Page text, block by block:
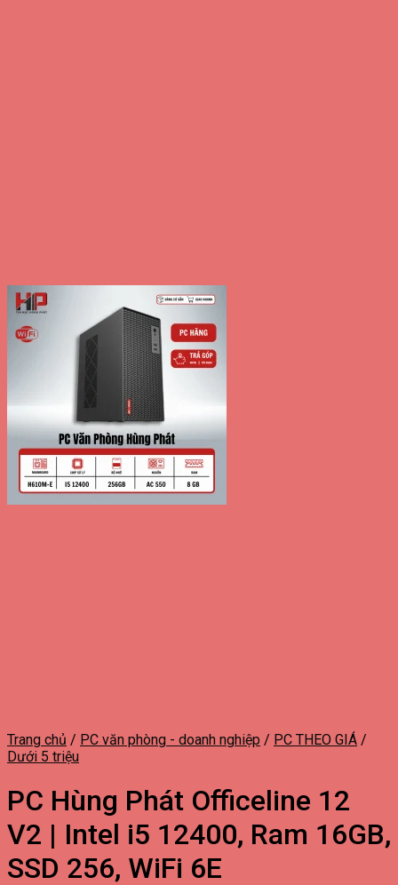
Trang chủ / PC văn phòng - doanh nghiệp / PC THEO GIÁ /
Dưới 5 triệu
PC Hùng Phát Officeline 12
V2 | Intel i5 12400, Ram 16GB,
SSD 256, WiFi 6E